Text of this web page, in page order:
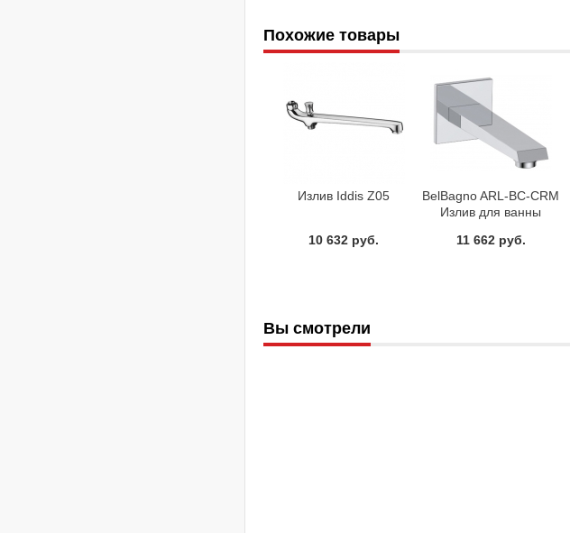
Похожие товары
Излив Iddis Z05
10 632 руб.
BelBagno ARL-BC-CRM
Излив для ванны
11 662 руб.
Вы смотрели